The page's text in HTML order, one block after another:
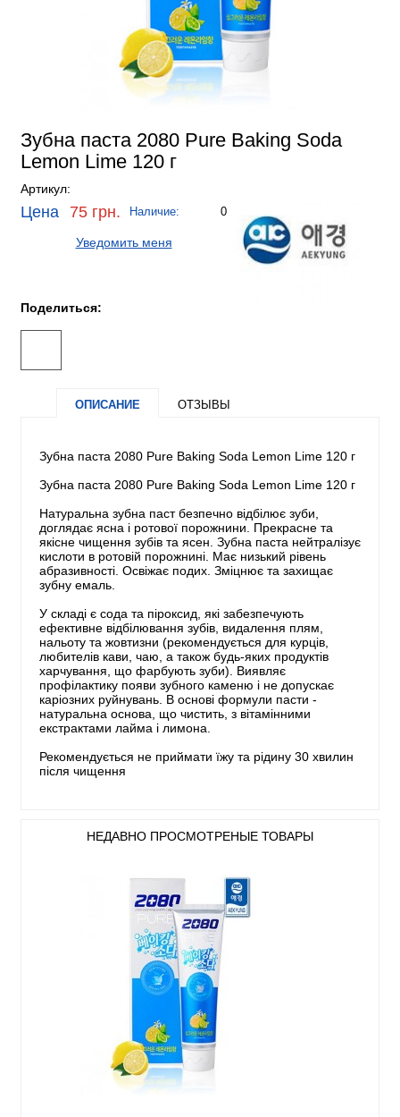
Зубна паста 2080 Pure Baking Soda
Lemon Lime 120 г
Артикул:
Цена 75 грн. Наличие: 0
Уведомить меня
Поделиться:
ОПИСАНИЕ ОТЗЫВЫ
Зубна паста 2080 Pure Baking Soda Lemon Lime 120 г
Зубна паста 2080 Pure Baking Soda Lemon Lime 120 г
Натуральна зубна паст безпечно відбілює зуби,
доглядає ясна і ротової порожнини. Прекрасне та
якісне чищення зубів та ясен. Зубна паста нейтралізує
кислоти в ротовій порожнині. Має низький рівень
абразивності. Освіжає подих. Зміцнює та захищає
зубну емаль.
У складі є сода та піроксид, які забезпечують
ефективне відбілювання зубів, видалення плям,
нальоту та жовтизни (рекомендується для курців,
любителів кави, чаю, а також будь-яких продуктів
харчування, що фарбують зуби). Виявляє
профілактику появи зубного каменю і не допускає
каріозних руйнувань. В основі формули пасти -
натуральна основа, що чистить, з вітамінними
екстрактами лайма і лимона.
Рекомендується не приймати їжу та рідину 30 хвилин
після чищення
НЕДАВНО ПРОСМОТРЕНЫЕ ТОВАРЫ